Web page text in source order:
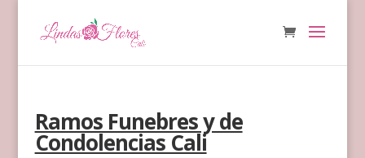
Ramos Funebres y de
Condolencias Cali